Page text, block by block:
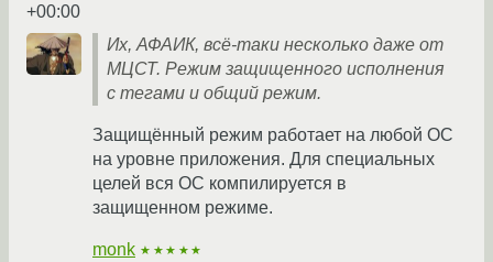
+00:00
Их, АФАИК, всё-таки несколько даже от
МЦСТ. Режим защищенного исполнения
с тегами и общий режим.
Защищённый режим работает на любой ОС
на уровне приложения. Для специальных
целей вся ОС компилируется в
защищенном режиме.
monk ★★★★★